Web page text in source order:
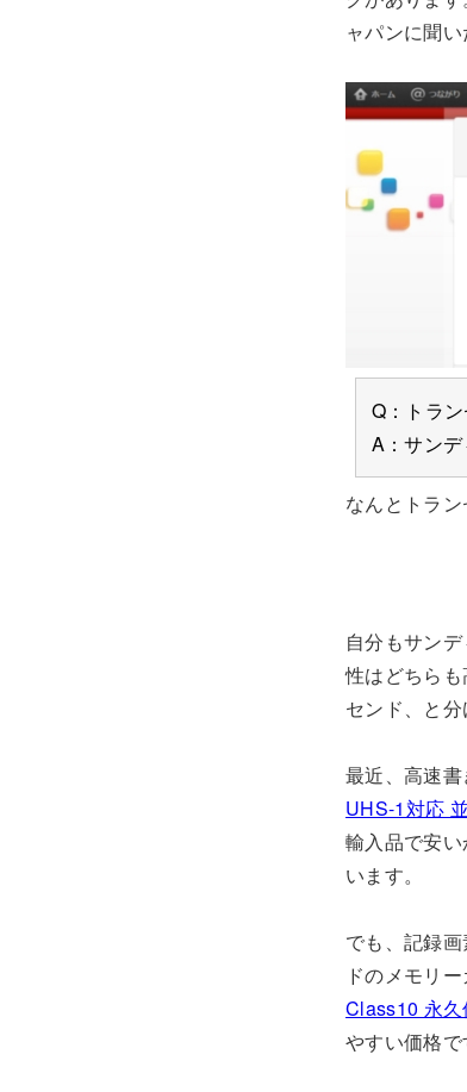
ャパンに聞
Q：トラ
A：サン
なんとトラ
自分もサン
性はどちら
センド、と分
最近、高速
UHS-1対応
輸入品で安
います。
でも、記録
ドのメモリ
Class10 永久
やすい価格で